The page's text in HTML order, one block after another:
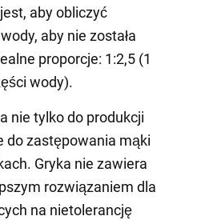
aby obliczyć
aby nie została
proporcje: 1:2,5 (1
wody).
nie tylko do produkcji
do zastępowania mąki
Gryka nie zawiera
rozwiązaniem dla
na nietolerancję